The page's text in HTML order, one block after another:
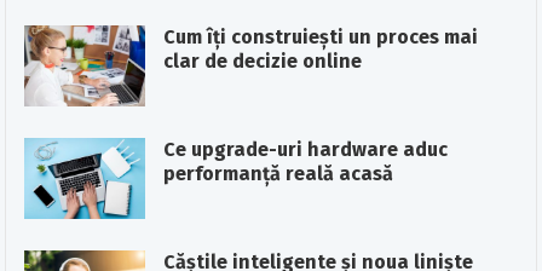
Cum îți construiești un proces mai
clar de decizie online
Ce upgrade-uri hardware aduc
performanță reală acasă
Căștile inteligente și noua liniște